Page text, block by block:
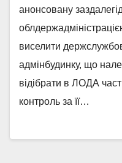
анонсовану
виселити
адмінбудинку, що
відібрати в ЛОДА
контроль за її…